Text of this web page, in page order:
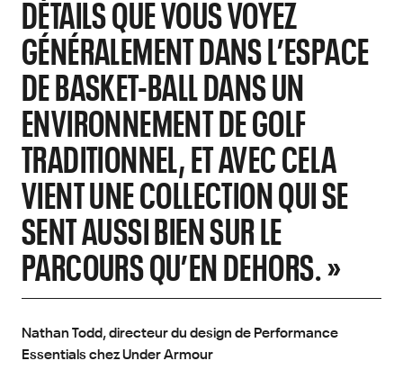
DÉTAILS QUE VOUS VOYEZ
GÉNÉRALEMENT DANS L’ESPACE
DE BASKET-BALL DANS UN
ENVIRONNEMENT DE GOLF
TRADITIONNEL, ET AVEC CELA
VIENT UNE COLLECTION QUI SE
SENT AUSSI BIEN SUR LE
PARCOURS QU’EN DEHORS. »
Nathan Todd, directeur du design de Performance
Essentials chez Under Armour